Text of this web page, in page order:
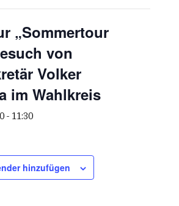
„Sommertour
von
Volker
im Wahlkreis
- 11:30
hinzufügen